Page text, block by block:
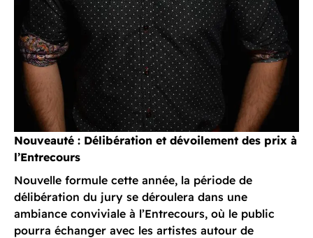
Nouveauté : Délibération et dévoilement des prix à
l’Entrecours
Nouvelle formule cette année, la période de
délibération du jury se déroulera dans une
ambiance conviviale à l’Entrecours, où le public
pourra échanger avec les artistes autour de